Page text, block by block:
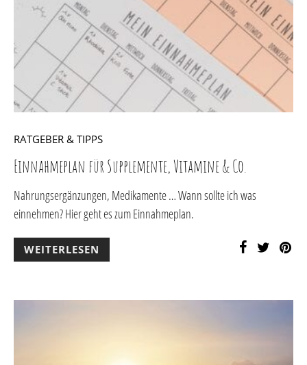
RATGEBER & TIPPS
Einnahmeplan für Supplemente, Vitamine & Co.
Nahrungsergänzungen, Medikamente … Wann sollte ich was
einnehmen? Hier geht es zum Einnahmeplan.
WEITERLESEN